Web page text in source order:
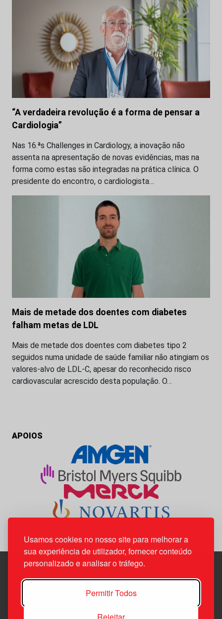
Usamos cookies no nosso site para melhorar a
sua experiência de utilizador, fornecer conteúdo
personalizado e analisar o tráfego.
Permitir Todos
“A verdadeira revolução é a forma de pensar a
Cardiologia”
Nas 16.ªs Challenges in Cardiology, a inovação não
assenta na apresentação de novas evidências, mas na
forma como estas são integradas na prática clínica. O
presidente do encontro, o cardiologista…
Mais de metade dos doentes com diabetes
falham metas de LDL
Mais de metade dos doentes com diabetes tipo 2
seguidos numa unidade de saúde familiar não atingiam os
valores-alvo de LDL-C, apesar do reconhecido risco
cardiovascular acrescido desta população. O…
APOIOS
Edif. Lisboa Oriente | Av. Infante D. Henrique, n.º 333H, esc.
1800-282 Lisboa | Portugal